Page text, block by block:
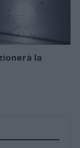
la